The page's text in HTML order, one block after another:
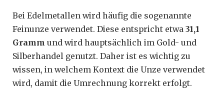
Bei Edelmetallen wird häufig die sogenannte
Feinunze verwendet. Diese entspricht etwa 31,1
Gramm und wird hauptsächlich im Gold- und
Silberhandel genutzt. Daher ist es wichtig zu
wissen, in welchem Kontext die Unze verwendet
wird, damit die Umrechnung korrekt erfolgt.